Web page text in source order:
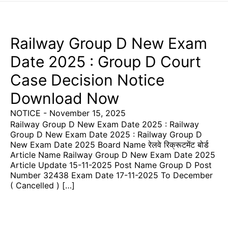
Railway Group D New Exam
Date 2025 : Group D Court
Case Decision Notice
Download Now
NOTICE - November 15, 2025
Railway Group D New Exam Date 2025 : Railway
Group D New Exam Date 2025 : Railway Group D
New Exam Date 2025 Board Name रेलवे रिक्रूटमेंट बोर्ड
Article Name Railway Group D New Exam Date 2025
Article Update 15-11-2025 Post Name Group D Post
Number 32438 Exam Date 17-11-2025 To December
( Cancelled ) […]